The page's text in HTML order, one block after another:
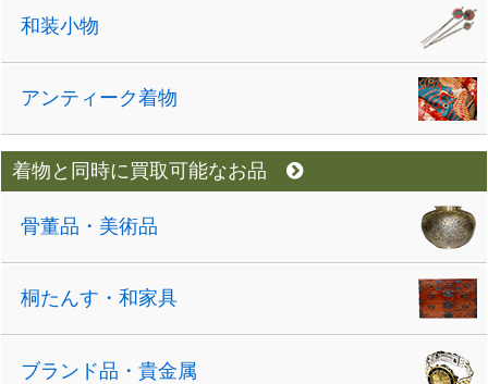
和装小物
アンティーク着物
着物と同時に買取可能なお品
骨董品・美術品
桐たんす・和家具
ブランド品・貴金属